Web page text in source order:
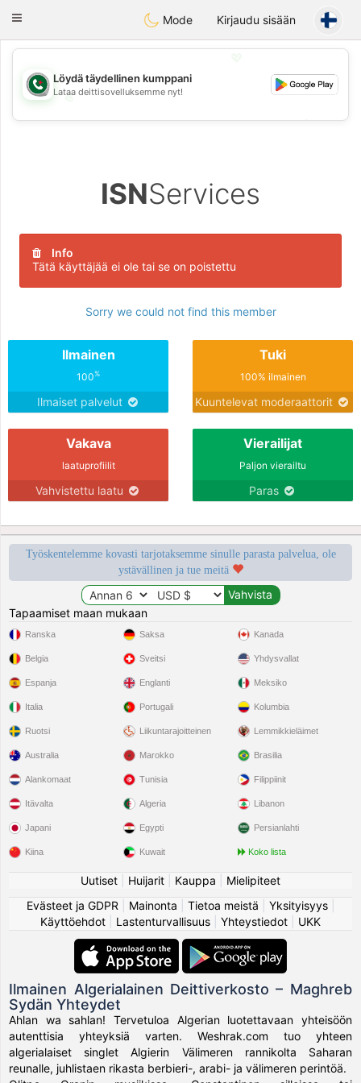
Weshrak
Toggle
Mode Kirjaudu sisään
💖
💕
Löydä täydellinen kumppani
Lataa deittisovelluksemme nyt!
ISNServices
Info
Tätä käyttäjää ei ole tai se on poistettu
Sorry we could not find this member
Ilmainen
100%
Ilmaiset palvelut
Tuki
100% ilmainen
Kuuntelevat moderaattorit
Vakava
laatuprofiilit
Vahvistettu laatu
Vierailijat
Paljon vierailtu
Paras
Työskentelemme kovasti tarjotaksemme sinulle parasta palvelua, ole
ystävällinen ja tue meitä
Tapaamiset maan mukaan
Ranska
Belgia
Espanja
Italia
Ruotsi
Saksa
Sveitsi
Englanti
Portugali
Liikuntarajoitteinen
Kanada
Yhdysvallat
Meksiko
Kolumbia
Lemmikkieläimet
Australia
Alankomaat
Itävalta
Japani
Kiina
Marokko
Tunisia
Algeria
Egypti
Kuwait
Brasilia
Filippiinit
Libanon
Persianlahti
Koko lista
Uutiset Huijarit Kauppa
Mielipiteet
Evästeet ja GDPR
Mainonta Tietoa meistä Yksityisyys|
Käyttöehdot
Lastenturvallisuus Yhteystiedot UKK
Ilmainen Algerialainen Deittiverkosto – Maghreb
Sydän Yhteydet
Ahlan wa sahlan! Tervetuloa Algerian luotettavaan yhteisöön
autenttisia yhteyksiä varten. Weshrak.com tuo yhteen
algerialaiset singlet Algierin Välimeren rannikolta Saharan
reunalle, juhlistaen rikasta berbieri-, arabi- ja välimeren perintöä.